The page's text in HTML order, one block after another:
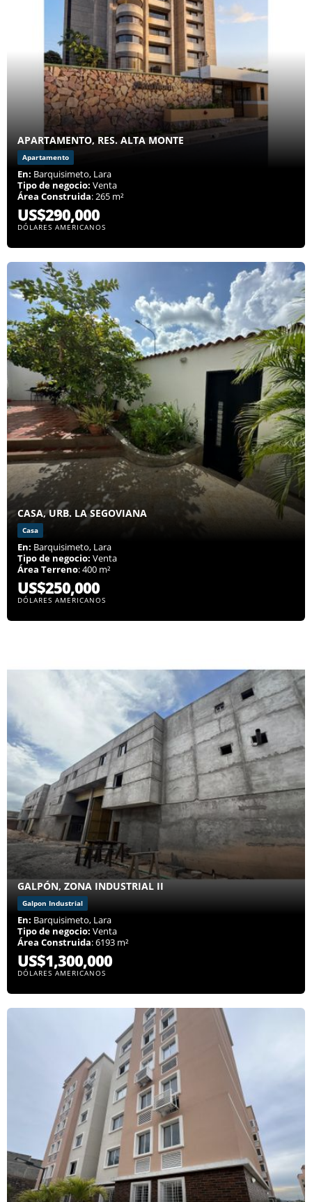
APARTAMENTO, RES. ALTA MONTE
Apartamento
En: Barquisimeto, Lara
Tipo de negocio: Venta
Área Construida: 265 m²
US$290,000
DÓLARES AMERICANOS
CASA, URB. LA SEGOVIANA
Casa
En: Barquisimeto, Lara
Tipo de negocio: Venta
Área Terreno: 400 m²
US$250,000
DÓLARES AMERICANOS
GALPÓN, ZONA INDUSTRIAL II
Galpon Industrial
En: Barquisimeto, Lara
Tipo de negocio: Venta
Área Construida: 6193 m²
US$1,300,000
DÓLARES AMERICANOS